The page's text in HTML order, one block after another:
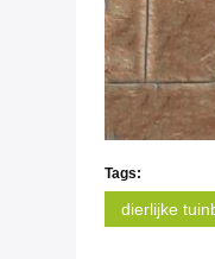
Tags:
dierlijke